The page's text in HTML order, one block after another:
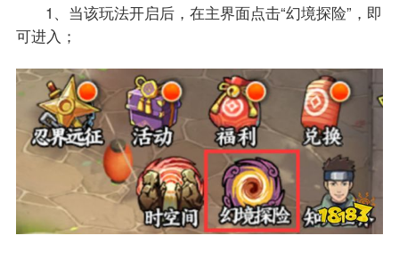
1、当该玩法开启后，在主界面点击“幻境探险”，即
可进入；